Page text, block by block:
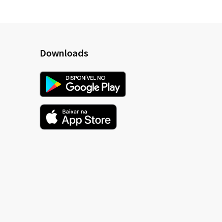
Downloads